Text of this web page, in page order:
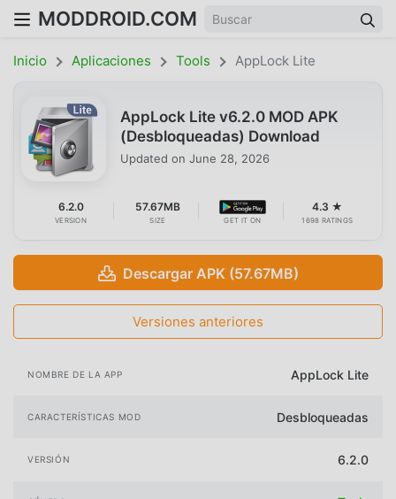
MODDROID.COM
Inicio Aplicaciones Tools AppLock Lite
AppLock Lite v6.2.0 MOD APK
(Desbloqueadas) Download
Updated on June 28, 2026
6.2.0
VERSION
57.67MB
SIZE GET IT ON
4.3 ★
1698 RATINGS
Descargar APK (57.67MB)
Versiones anteriores
NOMBRE DE LA APP AppLock Lite
CARACTERÍSTICAS MOD Desbloqueadas
VERSIÓN 6.2.0